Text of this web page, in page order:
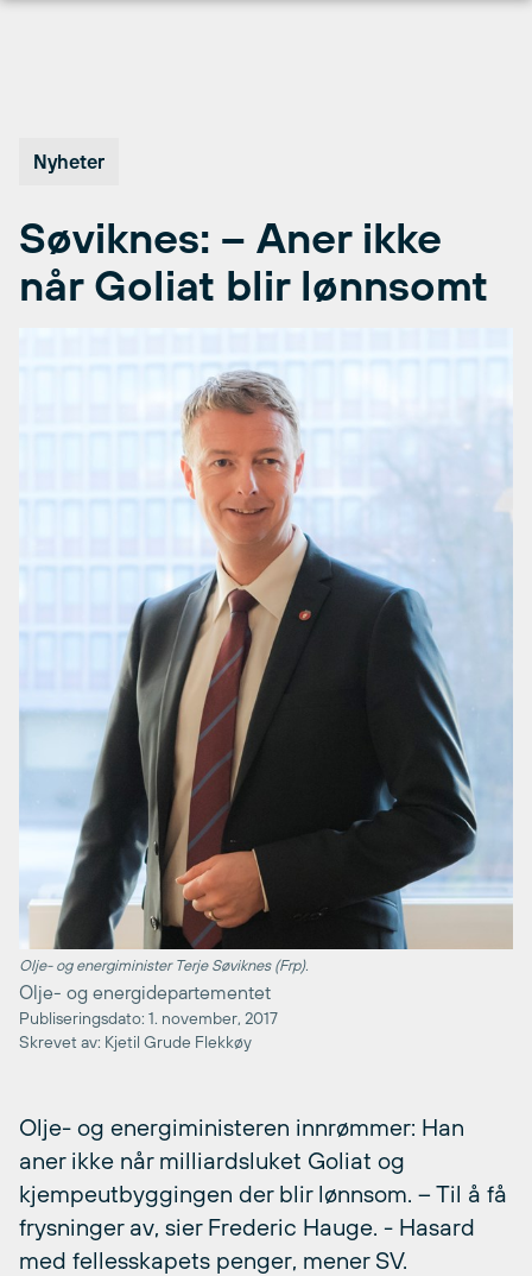
Nyheter
Søviknes: – Aner ikke
når Goliat blir lønnsomt
Olje- og energiminister Terje Søviknes (Frp).
Olje- og energidepartementet
Publiseringsdato: 1. november, 2017
Skrevet av: Kjetil Grude Flekkøy
Olje- og energiministeren innrømmer: Han
aner ikke når milliardsluket Goliat og
kjempeutbyggingen der blir lønnsom. – Til å få
frysninger av, sier Frederic Hauge. - Hasard
med fellesskapets penger, mener SV.